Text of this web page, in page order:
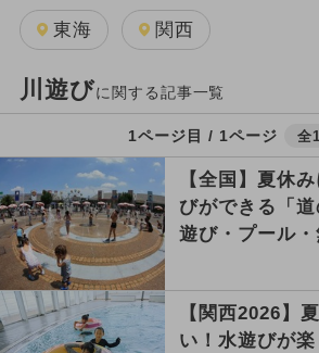
東海 関西
川遊びに関する記事一覧
1ページ目 / 1ページ 全
【全国】夏休
びができる「道
遊び・プール・
【関西2026】
い！水遊びが楽